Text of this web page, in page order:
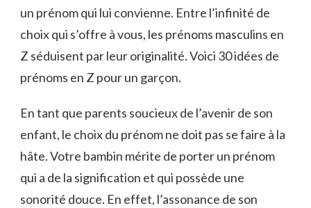
Z
POUR
GARÇON
un prénom qui lui convienne. Entre l’infinité de
choix qui s’offre à vous, les prénoms masculins en
Z séduisent par leur originalité. Voici 30 idées de
prénoms en Z pour un garçon.
En tant que parents soucieux de l’avenir de son
enfant, le choix du prénom ne doit pas se faire à la
hâte. Votre bambin mérite de porter un prénom
qui a de la signification et qui possède une
sonorité douce. En effet, l’assonance de son